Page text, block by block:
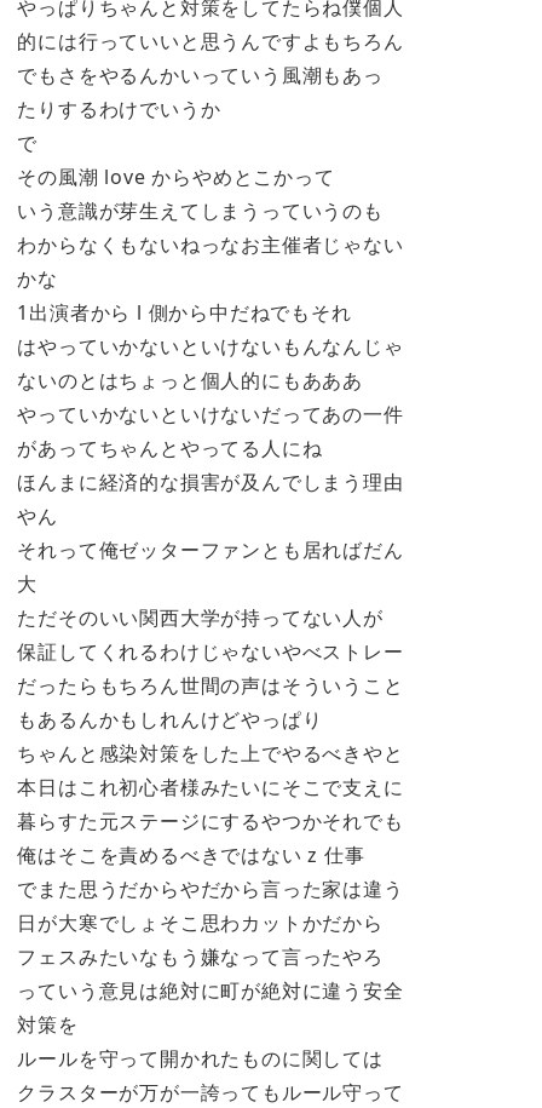
やっぱりちゃんと対策をしてたらね僕個人
的には行っていいと思うんですよもちろん
でもさをやるんかいっていう風潮もあっ
たりするわけでいうか
で
その風潮 love からやめとこかって
いう意識が芽生えてしまうっていうのも
わからなくもないねっなお主催者じゃない
かな
1出演者から l 側から中だねでもそれ
はやっていかないといけないもんなんじゃ
ないのとはちょっと個人的にもあああ
やっていかないといけないだってあの一件
があってちゃんとやってる人にね
ほんまに経済的な損害が及んでしまう理由
やん
それって俺ゼッターファンとも居ればだん
大
ただそのいい関西大学が持ってない人が
保証してくれるわけじゃないやべストレー
だったらもちろん世間の声はそういうこと
もあるんかもしれんけどやっぱり
ちゃんと感染対策をした上でやるべきやと
本日はこれ初心者様みたいにそこで支えに
暮らすた元ステージにするやつかそれでも
俺はそこを責めるべきではない z 仕事
でまた思うだからやだから言った家は違う
日が大寒でしょそこ思わカットかだから
フェスみたいなもう嫌なって言ったやろ
っていう意見は絶対に町が絶対に違う安全
対策を
ルールを守って開かれたものに関しては
クラスターが万が一誇ってもルール守って